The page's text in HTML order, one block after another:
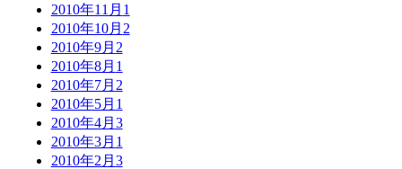
2010年11月 1
2010年10月 2
2010年9月 2
2010年8月 1
2010年7月 2
2010年5月 1
2010年4月 3
2010年3月 1
2010年2月 3